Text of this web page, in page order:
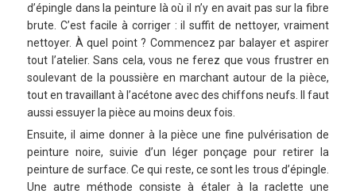
d’épingle dans la peinture là où il n’y en avait pas sur la fibre
brute. C’est facile à corriger : il suffit de nettoyer, vraiment
nettoyer. À quel point ? Commencez par balayer et aspirer
tout l’atelier. Sans cela, vous ne ferez que vous frustrer en
soulevant de la poussière en marchant autour de la pièce,
tout en travaillant à l’acétone avec des chiffons neufs. Il faut
aussi essuyer la pièce au moins deux fois.
Ensuite, il aime donner à la pièce une fine pulvérisation de
peinture noire, suivie d’un léger ponçage pour retirer la
peinture de surface. Ce qui reste, ce sont les trous d’épingle.
Une autre méthode consiste à étaler à la raclette une